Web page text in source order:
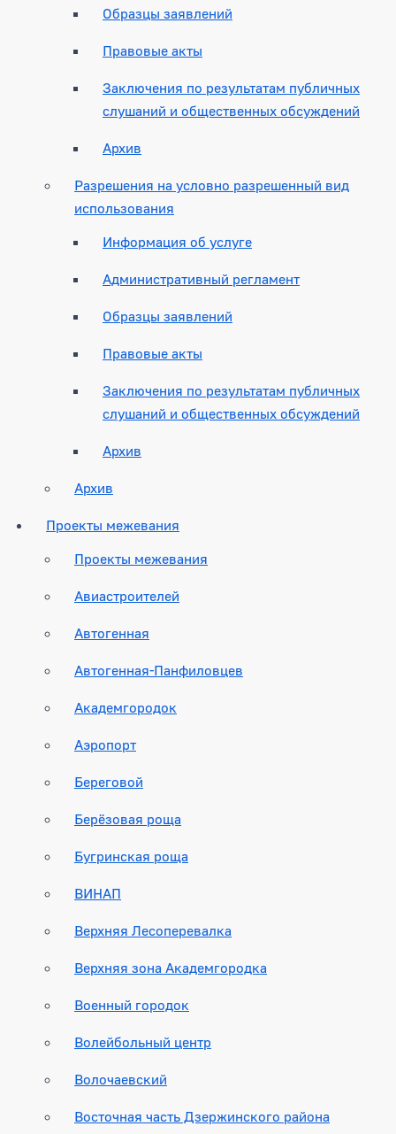
Образцы заявлений
Правовые акты
Заключения по результатам публичных
слушаний и общественных обсуждений
Архив
Разрешения на условно разрешенный вид
использования
Информация об услуге
Административный регламент
Образцы заявлений
Правовые акты
Заключения по результатам публичных
слушаний и общественных обсуждений
Архив
Архив
Проекты межевания
Проекты межевания
Авиастроителей
Автогенная
Автогенная-Панфиловцев
Академгородок
Аэропорт
Береговой
Берёзовая роща
Бугринская роща
ВИНАП
Верхняя Лесоперевалка
Верхняя зона Академгородка
Военный городок
Волейбольный центр
Волочаевский
Восточная часть Дзержинского района